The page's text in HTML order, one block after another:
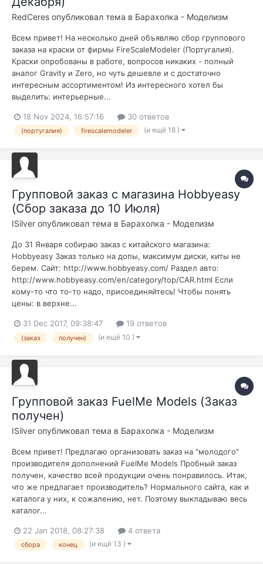
RedCeres опубликовал тема в Барахолка - Моделизм
Всем привет! На несколько дней объявляю сбор группового
заказа на краски от фирмы FireScaleModeler (Португалия).
Краски опробованы в работе, вопросов никаких - полный
аналог Gravity и Zero, но чуть дешевле и с достаточно
интересным ассортиментом! Из интересного хотел бы
выделить: интерьерные...
18 Nov 2024, 16:57:16 30 ответов
(португалия) firescalemodeler (и ещё 18 )
Групповой заказ с магазина Hobbyeasy
(Сбор заказа до 10 Июля)
ISilver опубликовал тема в Барахолка - Моделизм
До 31 Января собираю заказ с китайского магазина:
Hobbyeasy Заказ только на допы, максимум диски, киты не
берем. Cайт: http://www.hobbyeasy.com/ Раздел авто:
http://www.hobbyeasy.com/en/category/top/CAR.html Если
кому-то что то-то надо, присоединяйтесь! Чтобы понять
цены: в верхне...
31 Dec 2017, 09:38:47 19 ответов
(заказ получен) (и ещё 10 )
Групповой заказ FuelMe Models (Заказ
получен)
ISilver опубликовал тема в Барахолка - Моделизм
Всем привет! Предлагаю организовать заказ на "молодого"
производителя дополнений FuelMe Models Пробный заказ
получен, качество всей продукции очень понравилось. Итак,
что же предлагает производитель? Нормального сайта, как и
каталога у них, к сожалению, нет. Поэтому выкладываю весь
каталог...
22 Jan 2018, 08:27:38 4 ответа
сбора конец (и ещё 13 )